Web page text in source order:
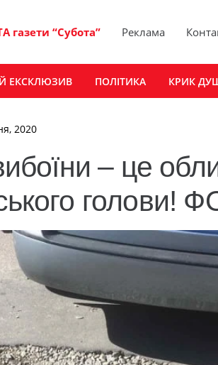
газети “Субота” Реклама
ЕКСКЛЮЗИВ ПОЛІТИКА КРИК
2020
– це
голови!